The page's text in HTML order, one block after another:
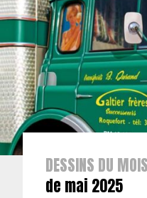
DESSINS DU MOIS
de mai 2025